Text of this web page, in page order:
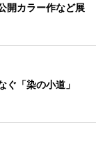
開カラー作など展
ぐ「染の小道」